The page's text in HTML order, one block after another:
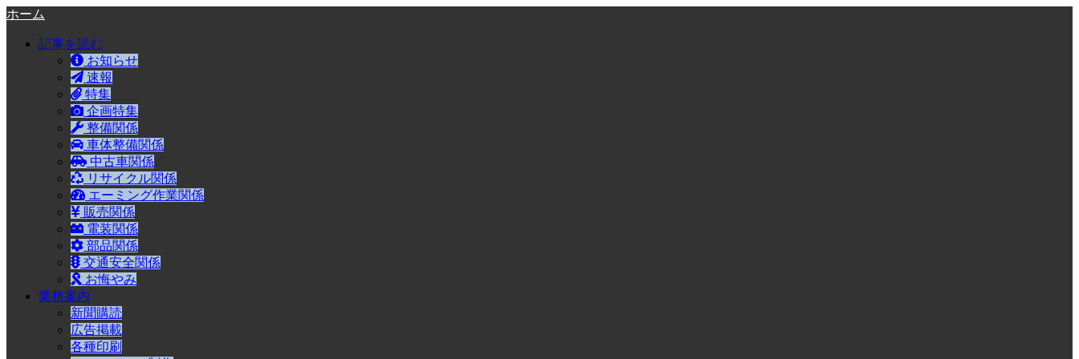
ホーム
記事を読む
お知らせ
速報
特集
企画特集
整備関係
車体整備関係
中古車関係
リサイクル関係
エーミング作業関係
販売関係
電装関係
部品関係
交通安全関係
お悔やみ
業務案内
新聞購読
広告掲載
各種印刷